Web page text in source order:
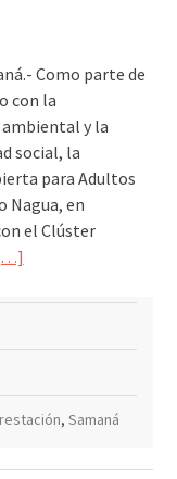
Como parte de
con la
y la
social, la
para Adultos
Nagua, en
el Clúster
, Samaná